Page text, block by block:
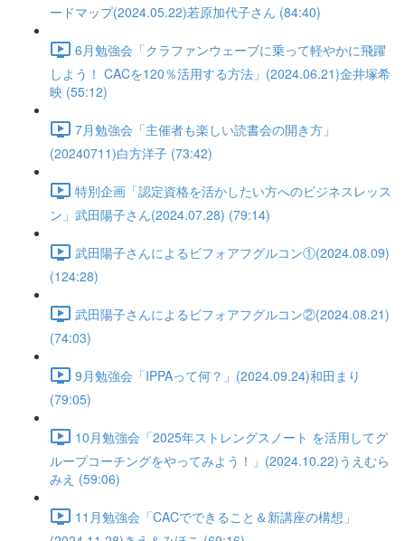
ードマップ(2024.05.22)若原加代子さん (84:40)
6月勉強会「クラファンウェーブに乗って軽やかに飛躍
しよう！ CACを120％活用する方法」(2024.06.21)金井塚希
映 (55:12)
7月勉強会「主催者も楽しい読書会の開き方」
(20240711)白方洋子 (73:42)
特別企画「認定資格を活かしたい方へのビジネスレッス
ン」武田陽子さん(2024.07.28) (79:14)
武田陽子さんによるビフォアフグルコン①(2024.08.09)
(124:28)
武田陽子さんによるビフォアフグルコン②(2024.08.21)
(74:03)
9月勉強会「IPPAって何？」(2024.09.24)和田まり
(79:05)
10月勉強会「2025年ストレングスノート を活用してグ
ループコーチングをやってみよう！」(2024.10.22)うえむら
みえ (59:06)
11月勉強会「CACでできること＆新講座の構想」